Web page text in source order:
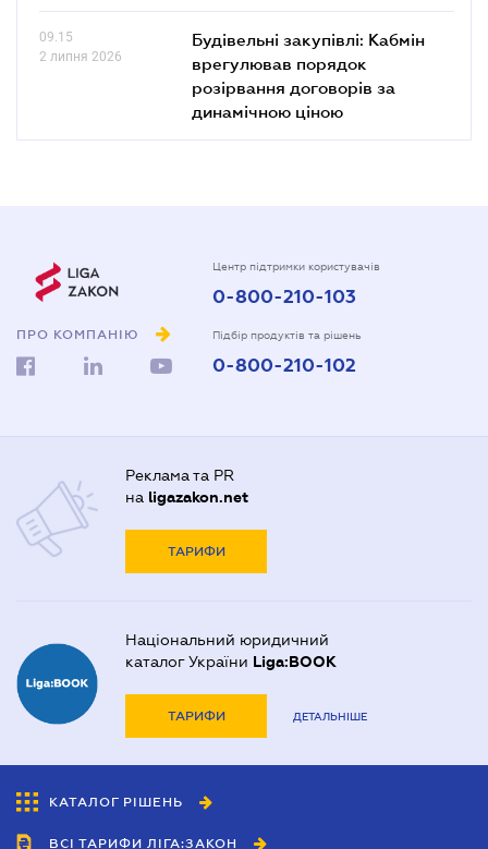
09.15
2 липня 2026
Будівельні закупівлі: Кабмін
врегулював порядок
розірвання договорів за
динамічною ціною
ПРО КОМПАНІЮ
Центр підтримки користувачів
0-800-210-103
Підбір продуктів та рішень
0-800-210-102
Реклама та PR
на ligazakon.net
ТАРИФИ
Національний юридичний
каталог України Liga:BOOK
ТАРИФИ ДЕТАЛЬНІШЕ
КАТАЛОГ РІШЕНЬ
ВСІ ТАРИФИ ЛІГА:ЗАКОН